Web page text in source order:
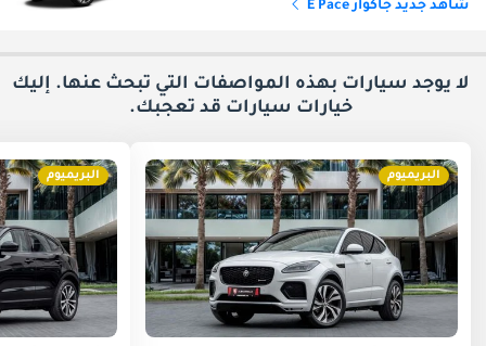
شاهد جديد جاكوار E Pace
لا يوجد سيارات بهذه المواصفات التي تبحث عنها. إليك
خيارات سيارات قد تعجبك.
البريميوم البريميوم